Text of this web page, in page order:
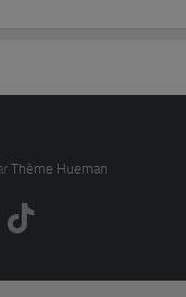
Thème Hueman